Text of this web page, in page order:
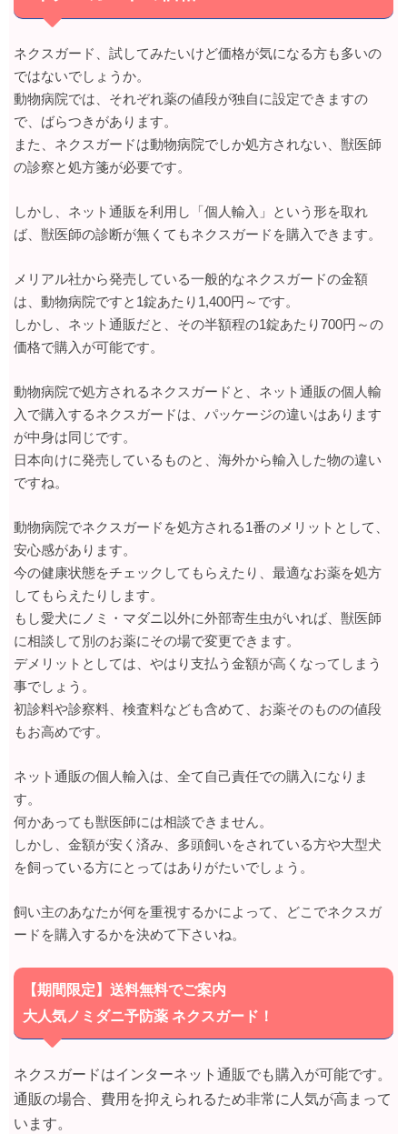
ネクスガード、試してみたいけど価格が気になる方も多いの
ではないでしょうか。
動物病院では、それぞれ薬の値段が独自に設定できますの
で、ばらつきがあります。
また、ネクスガードは動物病院でしか処方されない、獣医師
の診察と処方箋が必要です。
しかし、ネット通販を利用し「個人輸入」という形を取れ
ば、獣医師の診断が無くてもネクスガードを購入できます。
メリアル社から発売している一般的なネクスガードの金額
は、動物病院ですと1錠あたり1,400円～です。
しかし、ネット通販だと、その半額程の1錠あたり700円～の
価格で購入が可能です。
動物病院で処方されるネクスガードと、ネット通販の個人輸
入で購入するネクスガードは、パッケージの違いはあります
が中身は同じです。
日本向けに発売しているものと、海外から輸入した物の違い
ですね。
動物病院でネクスガードを処方される1番のメリットとして、
安心感があります。
今の健康状態をチェックしてもらえたり、最適なお薬を処方
してもらえたりします。
もし愛犬にノミ・マダニ以外に外部寄生虫がいれば、獣医師
に相談して別のお薬にその場で変更できます。
デメリットとしては、やはり支払う金額が高くなってしまう
事でしょう。
初診料や診察料、検査料なども含めて、お薬そのものの値段
もお高めです。
ネット通販の個人輸入は、全て自己責任での購入になりま
す。
何かあっても獣医師には相談できません。
しかし、金額が安く済み、多頭飼いをされている方や大型犬
を飼っている方にとってはありがたいでしょう。
飼い主のあなたが何を重視するかによって、どこでネクスガ
ードを購入するかを決めて下さいね。
【期間限定】送料無料でご案内
大人気ノミダニ予防薬 ネクスガード！
ネクスガードはインターネット通販でも購入が可能です。
通販の場合、費用を抑えられるため非常に人気が高まって
います。